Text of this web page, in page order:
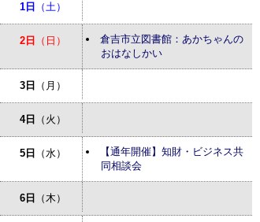
1日 （土）
2日 （日）
倉吉市立図書館：あかちゃんの
おはなしかい
3日 （月）
4日 （火）
5日 （水）
【通年開催】知財・ビジネス共
同相談会
6日 （木）